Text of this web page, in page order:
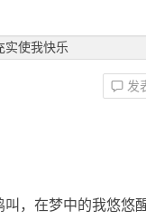
实使我快乐
发
在梦中的我悠悠